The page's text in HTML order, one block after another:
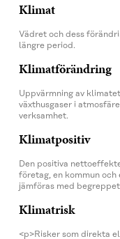
Klimat
Vädret och dess
längre period.
Klimatförändring
Uppvärmning av
växthusgaser i
verksamhet.
Klimatpositiv
Den positiva
företag, en kommun
jämföras med
Klimatrisk
<p>Risker som direkta